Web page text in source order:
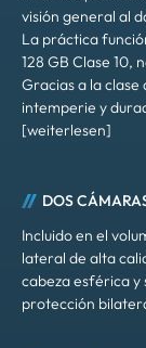
visión general al
La práctica
128 GB Clase 10,
Gracias a la
intemperie y
[weiterlesen]
DOS
Incluido en el
lateral de alta
cabeza esférica
protección